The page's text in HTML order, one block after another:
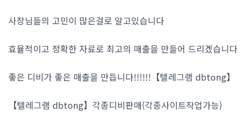
사장님들의 고민이 많은걸로 알고있습니다
효율적이고 정확한 자료로 최고의 매출을 만들어 드리겠습니다
​좋은 디비가 좋은 매출을 만듭니다!!!!!!【텔레그램 dbtong】
【텔레그램 dbtong】각종디비판매(각종사이트작업가능)